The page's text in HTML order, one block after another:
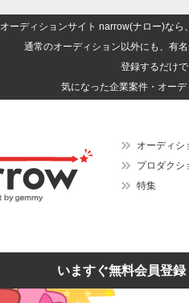
オーディションサイト narrow(ナロー)なら
通常のオーディション以外にも、有
登録するだけ
気になった企業案件・オー
オーディシ
プロダクシ
特集
いますぐ無料会員登録